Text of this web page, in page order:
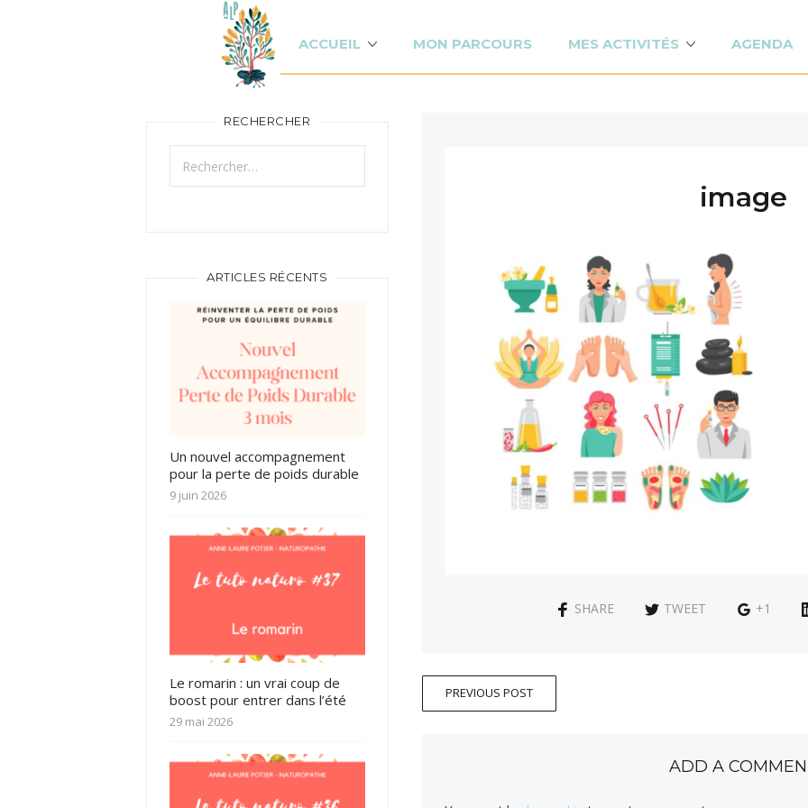
ACCUEIL MON PARCOURS MES ACTIVITÉS AGENDA
image
SHARE TWEET +1
PREVIOUS POST
ADD A
RECHERCHER
Rechercher :
ARTICLES RÉCENTS
Un nouvel accompagnement
pour la perte de poids durable
9 juin 2026
Le romarin : un vrai coup de
boost pour entrer dans l’été
29 mai 2026